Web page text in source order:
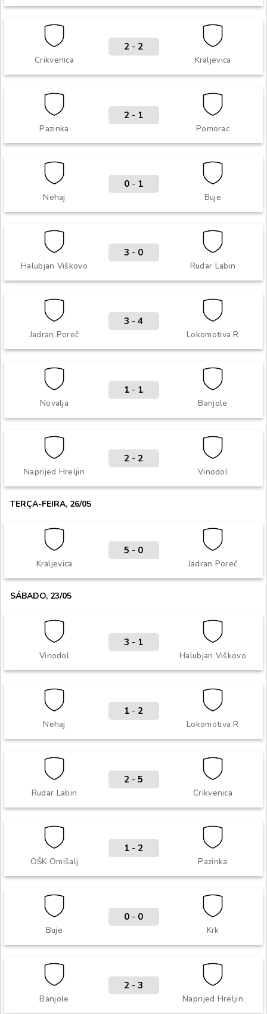
Crikvenica Kraljevica
2 - 2
Pazinka Pomorac
2 - 1
Nehaj Buje
0 - 1
Halubjan Viškovo Rudar Labin
3 - 0
Jadran Poreč Lokomotiva R
3 - 4
Novalja Banjole
1 - 1
Naprijed Hreljin Vinodol
2 - 2
TERÇA-FEIRA, 26/05
Kraljevica Jadran Poreč
5 - 0
SÁBADO, 23/05
Vinodol Halubjan Viškovo
3 - 1
Nehaj Lokomotiva R
1 - 2
Rudar Labin Crikvenica
2 - 5
OŠK Omišalj Pazinka
1 - 2
Buje Krk
0 - 0
Banjole Naprijed Hreljin
2 - 3